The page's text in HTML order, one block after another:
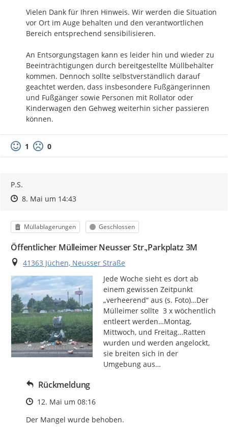
Vielen Dank für Ihren Hinweis. Wir werden die Situation
vor Ort im Auge behalten und den verantwortlichen
Bereich entsprechend sensibilisieren.
An Entsorgungstagen kann es leider hin und wieder zu
Beeinträchtigungen durch bereitgestellte Müllbehälter
kommen. Dennoch sollte selbstverständlich darauf
geachtet werden, dass insbesondere Fußgängerinnen
und Fußgänger sowie Personen mit Rollator oder
Kinderwagen den Gehweg weiterhin sicher passieren
können.
1 0
P.S.
Zeitpunkt des Erstellens
Zeitpunkt des Erstellens
8. Mai um 14:43Zur Äußerung
Kategorie
Müllablagerungen Status
Geschlossen
Öffentlicher Mülleimer Neusser Str.,Parkplatz 3M
Ort
41363 Jüchen, Neusser Straße
Jede Woche sieht es dort ab
einem gewissen Zeitpunkt
„verheerend“ aus (s. Foto)…Der
Mülleimer sollte  3 x wöchentlich
entleert werden…Montag,
Mittwoch, und Freitag…Ratten
wurden und werden angelockt,
sie breiten sich in der
Umgebung aus…
Rückmeldung
Zeitpunkt des Erstellens
12. Mai um 08:16
Der Mangel wurde behoben.